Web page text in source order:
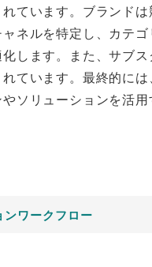
ています。ブランド
ネルを特定し、カテ
します。また、サブ
ています。最終的に
ソリューションを活用
ンワークフロー